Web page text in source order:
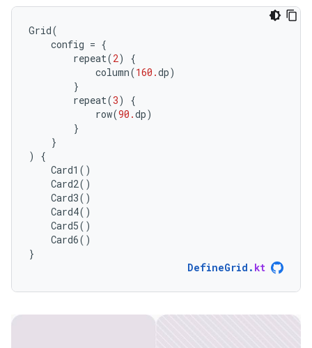
Grid(
config = {
repeat(2)
{
column(160.dp)
}
repeat(3)
{
row(90.dp)
}
}
)
{
Card1 ()
Card2()
Card3()
Card4()
Card5()
Card6()
}
DefineGrid . kt